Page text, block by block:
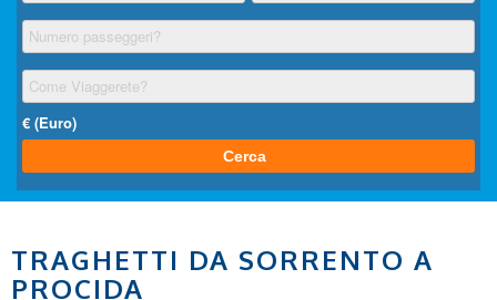
TRAGHETTI DA SORRENTO A
PROCIDA